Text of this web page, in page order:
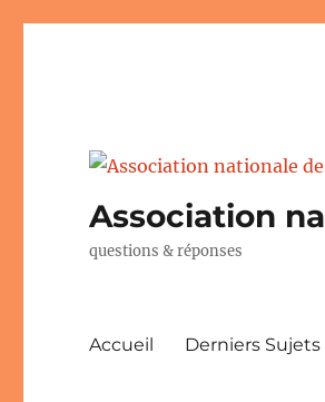
Association
questions & réponses
Accueil Derniers Sujets